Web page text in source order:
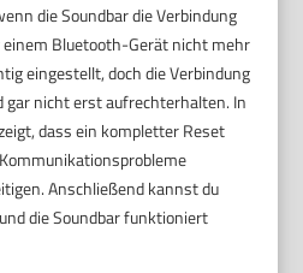
die Soundbar die Verbindung
einem Bluetooth-Gerät nicht mehr
eingestellt, doch die Verbindung
gar nicht erst aufrechterhalten. In
dass ein kompletter Reset
Anschließend kannst du
die Soundbar funktioniert